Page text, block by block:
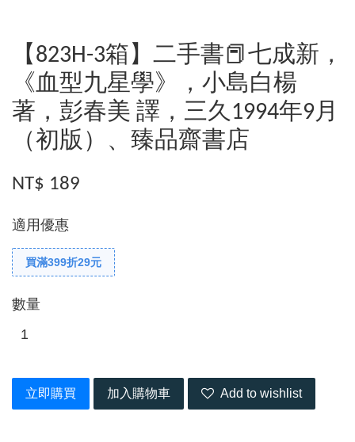
【823H-3箱】二手書📕七成新，
《血型九星學》，小島白楊
著，彭春美 譯，三久1994年9月
（初版）、臻品齋書店
NT$ 189
適用優惠
買滿399折29元
數量
立即購買 加入購物車 Add to wishlist